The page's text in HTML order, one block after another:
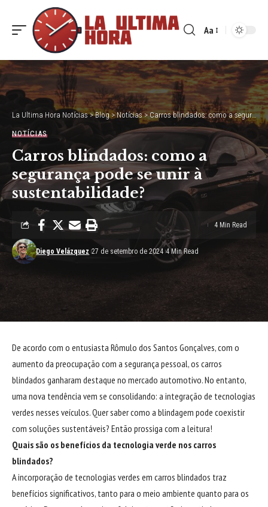
Font
Aa
La Ultima Hora Notícias>Blog>Notícias>Carros blindados: como a segurança pode se unir à sustentabilidade?
NOTÍCIAS
Carros blindados: como a
segurança pode se unir à
sustentabilidade?
Diego Velázquez 27 de setembro de 2024 4 Min Read
4 Min Read
De acordo com o entusiasta Rômulo dos Santos Gonçalves, com o
aumento da preocupação com a segurança pessoal, os carros
blindados ganharam destaque no mercado automotivo. No entanto,
uma nova tendência vem se consolidando: a integração de tecnologias
verdes nesses veículos. Quer saber como a blindagem pode coexistir
com soluções sustentáveis? Então prossiga com a leitura!
Quais são os benefícios da tecnologia verde nos carros
blindados?
A incorporação de tecnologias verdes em carros blindados traz
benefícios significativos, tanto para o meio ambiente quanto para os